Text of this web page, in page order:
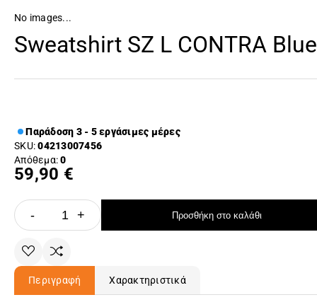
No images...
Sweatshirt SZ L CONTRA Blue
Παράδοση 3 - 5 εργάσιμες μέρες
SKU:04213007456
Απόθεμα:0
59,90 €
- + Προσθήκη στο καλάθι
Περιγραφή Χαρακτηριστικά